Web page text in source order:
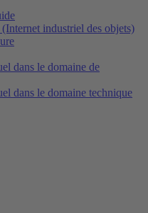
industriel des objets)
dans le domaine de
dans le domaine technique